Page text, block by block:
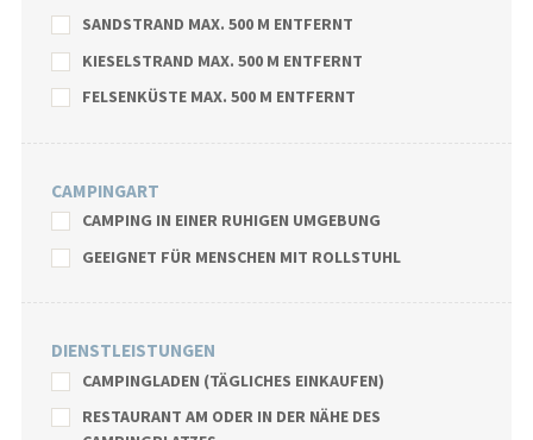
SANDSTRAND MAX. 500 M ENTFERNT
KIESELSTRAND MAX. 500 M ENTFERNT
FELSENKÜSTE MAX. 500 M ENTFERNT
CAMPINGART
CAMPING IN EINER RUHIGEN UMGEBUNG
GEEIGNET FÜR MENSCHEN MIT ROLLSTUHL
DIENSTLEISTUNGEN
CAMPINGLADEN (TÄGLICHES EINKAUFEN)
RESTAURANT AM ODER IN DER NÄHE DES